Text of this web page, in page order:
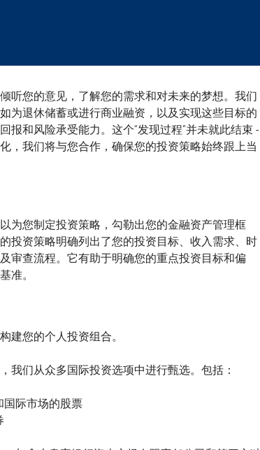
听您的意见，了解您的需求和对未来的梦想。我们
为退休储蓄或进行商业融资，以及实现这些目标的
报和风险承受能力。这个“发现过程”并未就此结束 -
，我们将与您合作，确保您的投资策略始终跟上当
为您制定投资策略，勾勒出您的金融资产管理框
投资策略明确列出了您的投资目标、收入需求、时
审查流程。它有助于明确您的重点投资目标和偏
准。
建您的个人投资组合。
我们从众多国际投资选项中进行甄选。包括：
国际市场的股票